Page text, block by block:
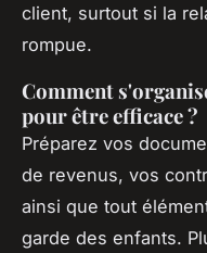
client, surtout si la
rompue.
Comment
pour être efficace ?
Préparez vos
de revenus, vos
ainsi que tout
garde des enfants.